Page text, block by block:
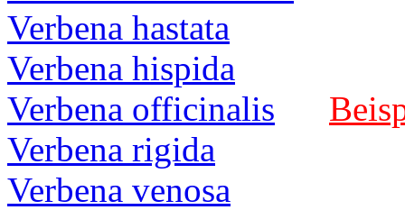
Verbena hastata
Verbena hispida
Verbena officinalis
Verbena rigida
Verbena venosa